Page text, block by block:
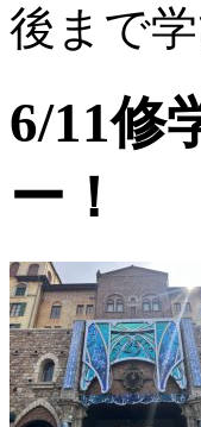
後まで
6/11
ー！